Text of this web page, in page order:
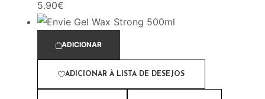
5.90€
ADICIONAR
ADICIONAR À LISTA DE DESEJOS